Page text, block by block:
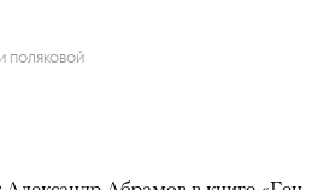
ПОЛЯКОВОЙ